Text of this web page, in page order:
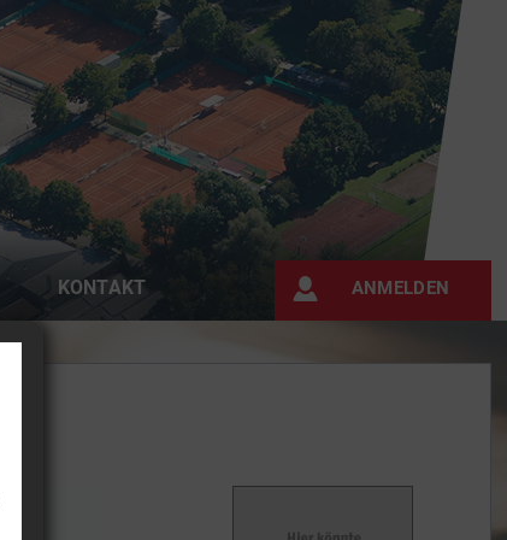
KONTAKT ANMELDEN